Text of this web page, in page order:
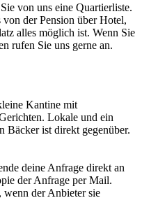
von uns eine Quartierliste.
von der Pension über Hotel,
alles möglich ist. Wenn Sie
rufen Sie uns gerne an.
Kantine mit
Lokale und ein
Bäcker ist direkt gegenüber.
deine Anfrage direkt an
der Anfrage per Mail.
der Anbieter sie